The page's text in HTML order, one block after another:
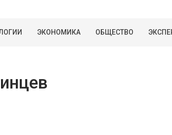
ЭКОНОМИКА ОБЩЕСТВО